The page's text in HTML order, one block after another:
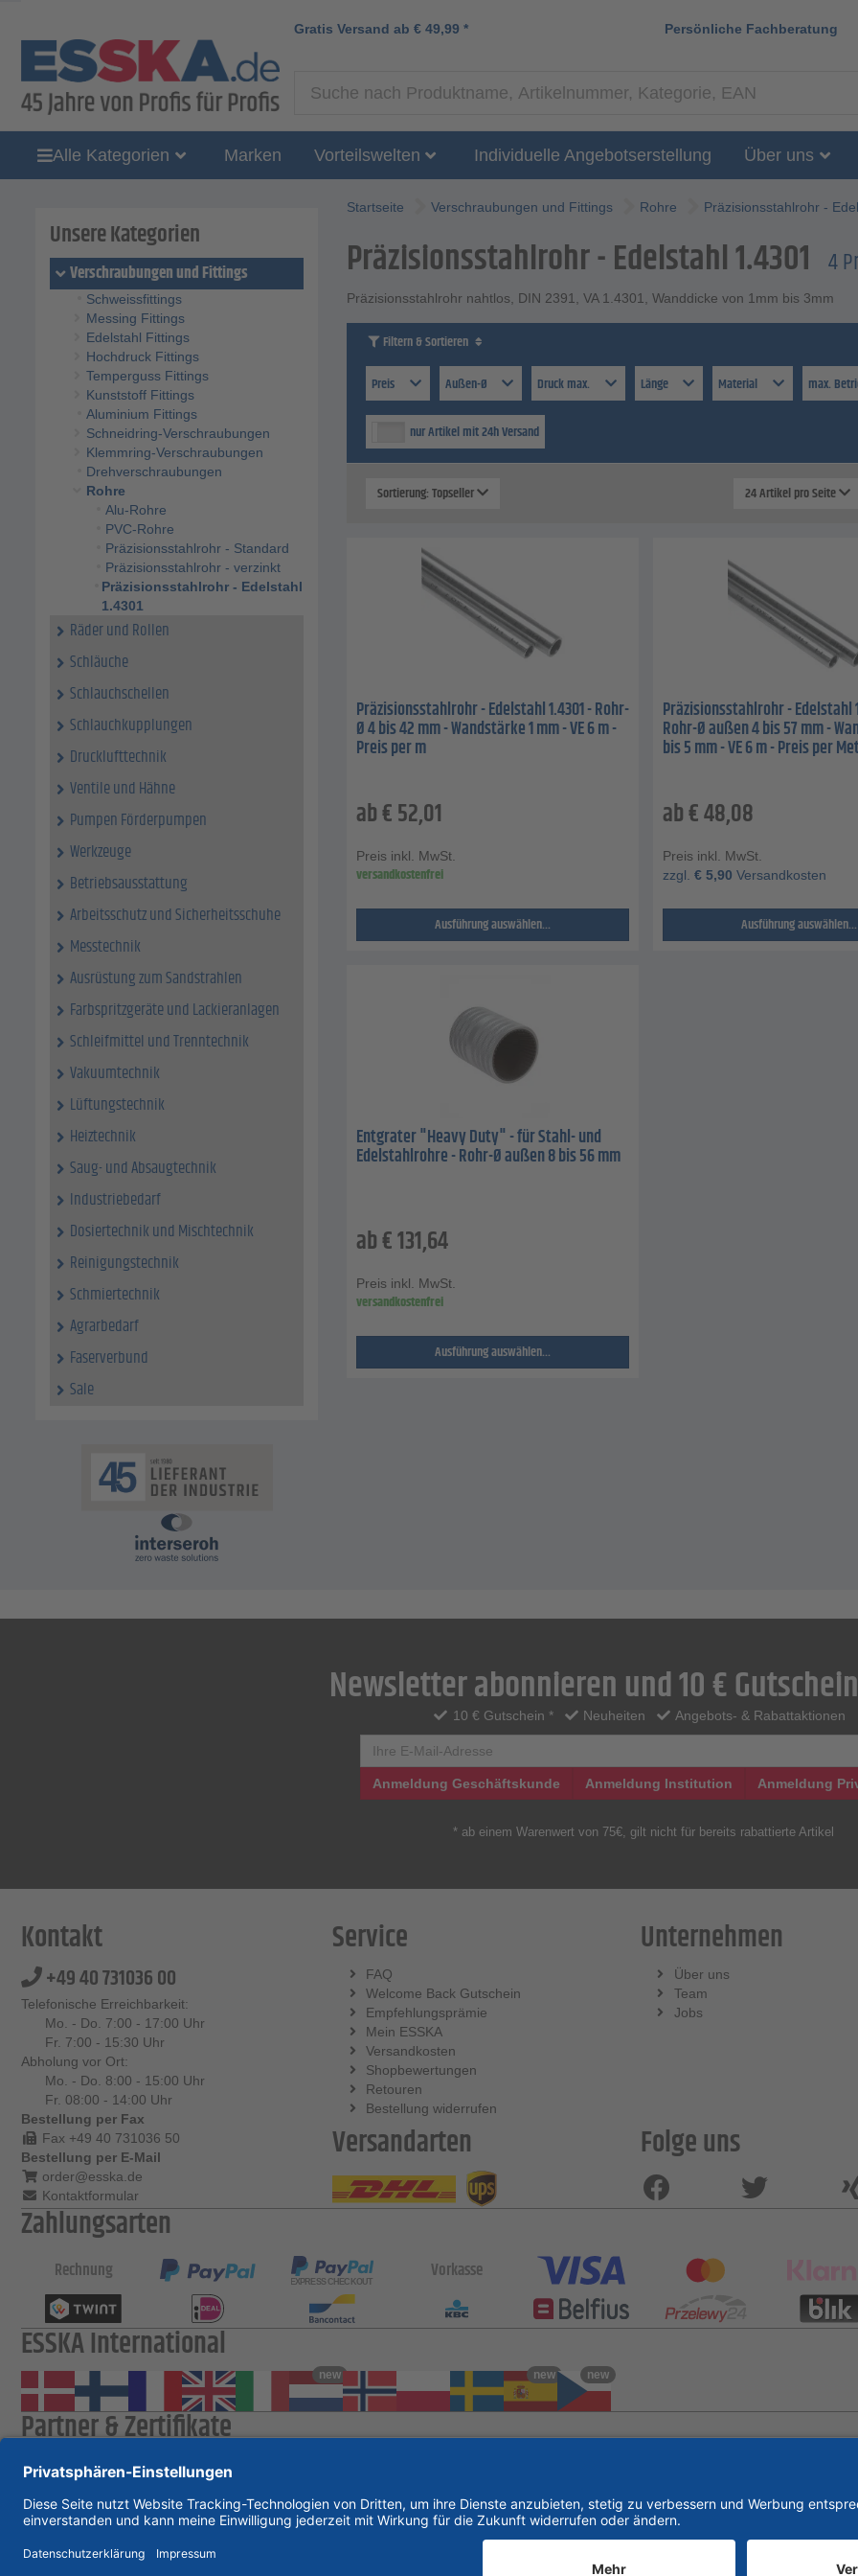
Gratis Versand ab € 49,99 * Persönliche Fachberatung
Alle Kategorien Marken Vorteilswelten Individuelle Angebotserstellung Über uns
Unsere Kategorien
Verschraubungen und Fittings
Schweissfittings
Messing Fittings
Edelstahl Fittings
Hochdruck Fittings
Temperguss Fittings
Kunststoff Fittings
Aluminium Fittings
Schneidring-Verschraubungen
Klemmring-Verschraubungen
Drehverschraubungen
Rohre
Alu-Rohre
PVC-Rohre
Präzisionsstahlrohr - Standard
Präzisionsstahlrohr - verzinkt
Präzisionsstahlrohr - Edelstahl
1.4301
Räder und Rollen
Schläuche
Schlauchschellen
Schlauchkupplungen
Drucklufttechnik
Ventile und Hähne
Pumpen Förderpumpen
Werkzeuge
Betriebsausstattung
Arbeitsschutz und Sicherheitsschuhe
Messtechnik
Ausrüstung zum Sandstrahlen
Farbspritzgeräte und Lackieranlagen
Schleifmittel und Trenntechnik
Vakuumtechnik
Lüftungstechnik
Heiztechnik
Saug- und Absaugtechnik
Industriebedarf
Dosiertechnik und Mischtechnik
Reinigungstechnik
Schmiertechnik
Agrarbedarf
Faserverbund
Sale
Startseite Verschraubungen und Fittings Rohre Präzisionsstahlrohr -
Präzisionsstahlrohr - Edelstahl 1.4301 4
Präzisionsstahlrohr nahtlos, DIN 2391, VA 1.4301, Wanddicke von 1mm bis 3mm
Filtern & Sortieren
Preis
Außen-Ø Druck max. Länge Material max.
nur Artikel mit 24h Versand
Sortierung: Topseller 24 Artikel pro Seite
Präzisionsstahlrohr - Edelstahl 1.4301 - Rohr-
Ø 4 bis 42 mm - Wandstärke 1 mm - VE 6 m -
Preis per m
ab€52,01
Preis inkl. MwSt.
versandkostenfrei
Ausführung auswählen...
Präzisionsstahlrohr - Edelstahl
Rohr-Ø außen 4 bis 57 mm -
bis 5 mm - VE 6 m - Preis per
ab€48,08
Preis inkl. MwSt.
zzgl. € 5,90 Versandkosten
Ausführung auswählen...
Entgrater "Heavy Duty" - für Stahl- und
Edelstahlrohre - Rohr-Ø außen 8 bis 56 mm
ab€131,64
Preis inkl. MwSt.
versandkostenfrei
Ausführung auswählen...
Newsletter abonnieren und 10 €
10 € Gutschein * Neuheiten Angebots- & Rabattaktionen
Anmeldung Geschäftskunde Anmeldung Institution Anmeldung
* ab einem Warenwert von 75€, gilt nicht für bereits rabattierte Artikel
Kontakt
+49 40 731036 00
Telefonische Erreichbarkeit:
Mo. - Do. 7:00 - 17:00 Uhr
Fr. 7:00 - 15:30 Uhr
Abholung vor Ort:
Mo. - Do. 8:00 - 15:00 Uhr
Fr. 08:00 - 14:00 Uhr
Bestellung per Fax
Fax +49 40 731036 50
Bestellung per E-Mail
order@esska.de
Kontaktformular
Service
FAQ
Welcome Back Gutschein
Empfehlungsprämie
Mein ESSKA
Versandkosten
Shopbewertungen
Retouren
Bestellung widerrufen
Unternehmen
Über uns
Team
Jobs
Versandarten
Folge uns
Zahlungsarten
Rechnung Vorkasse
ESSKA International
new new new
Partner & Zertifikate